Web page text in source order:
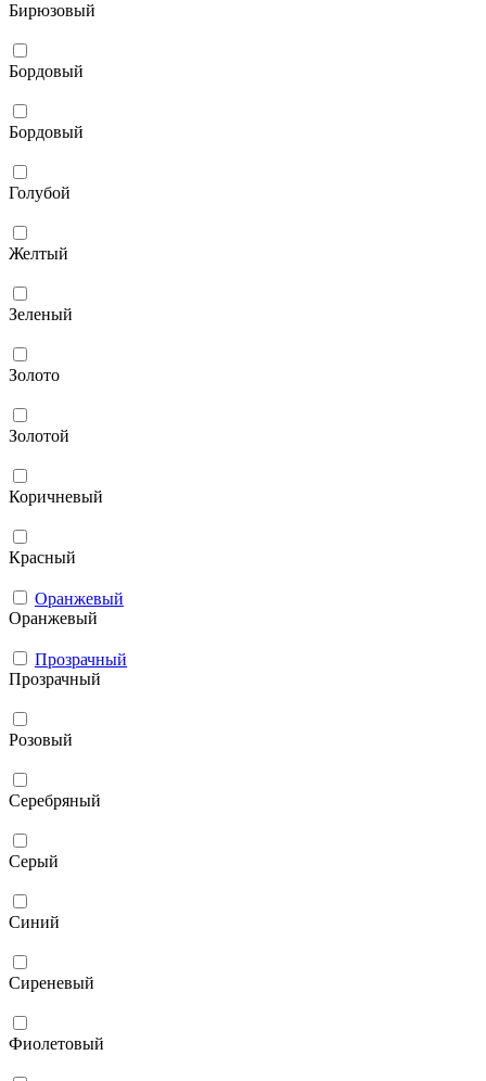
Бирюзовый
Бордовый
Бордовый
Голубой
Желтый
Зеленый
Золото
Золотой
Коричневый
Красный
Оранжевый
Оранжевый
Прозрачный
Прозрачный
Розовый
Серебряный
Серый
Синий
Сиреневый
Фиолетовый